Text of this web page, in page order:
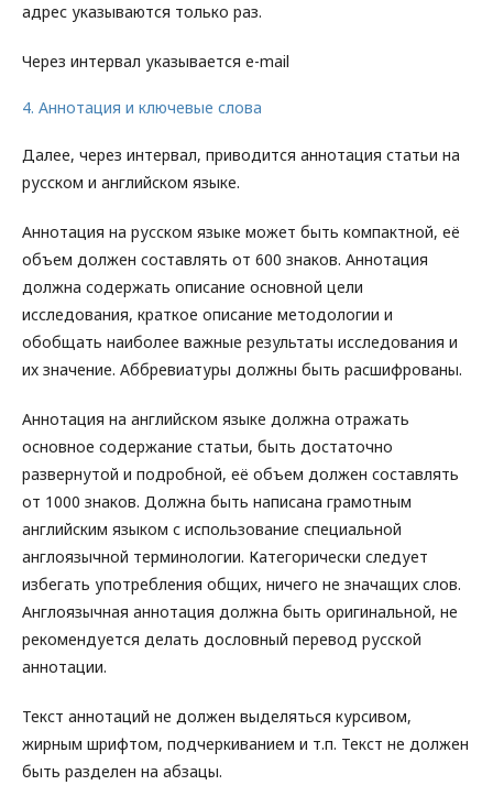
адрес указываются только раз.
Через интервал указывается е-mail
4. Аннотация и ключевые слова
Далее, через интервал, приводится аннотация статьи на
русском и английском языке.
Аннотация на русском языке может быть компактной, её
объем должен составлять от 600 знаков. Аннотация
должна содержать описание основной цели
исследования, краткое описание методологии и
обобщать наиболее важные результаты исследования и
их значение. Аббревиатуры должны быть расшифрованы.
Аннотация на английском языке должна отражать
основное содержание статьи, быть достаточно
развернутой и подробной, её объем должен составлять
от 1000 знаков. Должна быть написана грамотным
английским языком с использование специальной
англоязычной терминологии. Категорически следует
избегать употребления общих, ничего не значащих слов.
Англоязычная аннотация должна быть оригинальной, не
рекомендуется делать дословный перевод русской
аннотации.
Текст аннотаций не должен выделяться курсивом,
жирным шрифтом, подчеркиванием и т.п. Текст не должен
быть разделен на абзацы.